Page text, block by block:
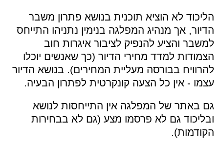
הליכוד לא הוציא תוכנית בנושא פתרון משבר
הדיור, אך מנהיג המפלגה בנימין נתניהו התייחס
למשבר והציע להנפיק לציבור איגרות חוב
הצמודות למדד מחירי הדיור (כך שאנשים יוכלו
להרוויח בבורסה מעליית המחירים). בנושא הדיור
עצמו - אין כל הצעה קונקרטית לפתרון הבעיה.
גם באתר של המפלגה אין התייחסות לנושא
ובליכוד גם לא פרסמו מצע (גם לא בבחירות
הקודמות).